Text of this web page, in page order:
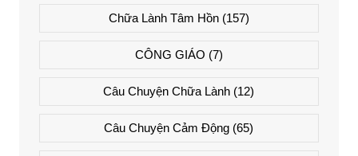
Chữa Lành Tâm Hồn(157)
CÔNG GIÁO (7)
Câu Chuyện Chữa Lành (12)
Câu Chuyện Cảm Động (65)